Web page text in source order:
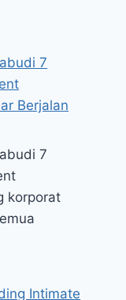
7
Berjalan
7
korporat
Intimate